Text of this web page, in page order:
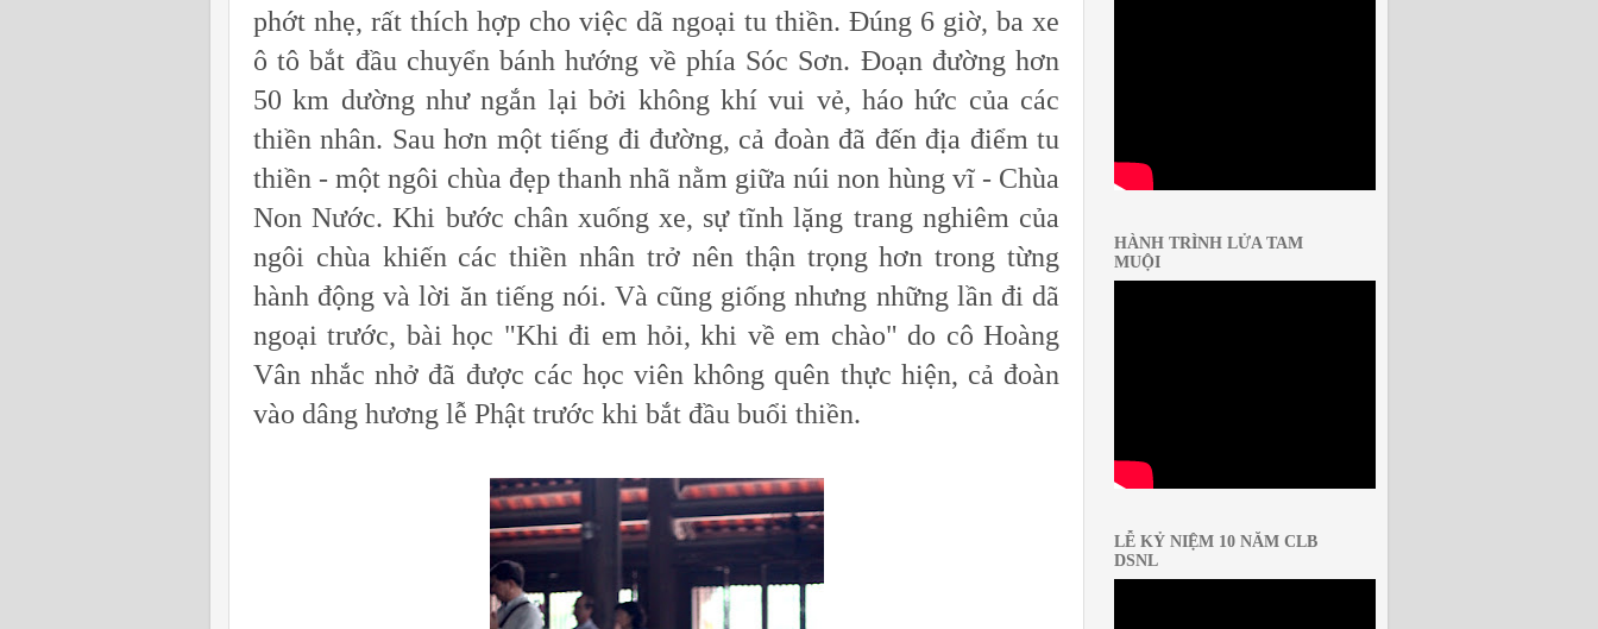
phớt nhẹ, rất thích hợp cho việc dã ngoại tu thiền. Đúng 6 giờ, ba xe
ô tô bắt đầu chuyển bánh hướng về phía Sóc Sơn. Đoạn đường hơn
50 km dường như ngắn lại bởi không khí vui vẻ, háo hức của các
thiền nhân. Sau hơn một tiếng đi đường, cả đoàn đã đến địa điểm tu
thiền - một ngôi chùa đẹp thanh nhã nằm giữa núi non hùng vĩ - Chùa
Non Nước. Khi bước chân xuống xe, sự tĩnh lặng trang nghiêm của
ngôi chùa khiến các thiền nhân trở nên thận trọng hơn trong từng
hành động và lời ăn tiếng nói. Và cũng giống nhưng những lần đi dã
ngoại trước, bài học "Khi đi em hỏi, khi về em chào" do cô Hoàng
Vân nhắc nhở đã được các học viên không quên thực hiện, cả đoàn
vào dâng hương lễ Phật trước khi bắt đầu buổi thiền.
HÀNH TRÌNH LỬA TAM
MUỘI
LỄ KỶ NIỆM 10 NĂM CLB
DSNL